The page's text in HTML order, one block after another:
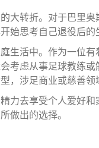
大转折。对于巴里
始思考自己退役后的
生活中。作为一位
考虑从事足球教练
，涉足商业或慈善领
力去享受个人爱好
做出的选择。